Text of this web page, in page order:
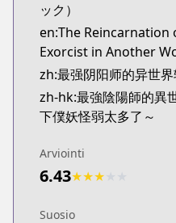
ック）
en:The
Exorcist in Another
zh:最强阴阳师的异世
zh-hk:最強陰陽師的異
下僕妖怪弱太多了～
Arviointi
6.43★★★
Suosio